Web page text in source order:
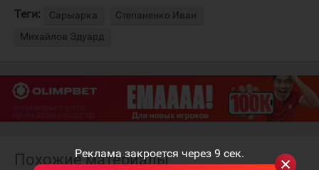
Реклама закроется через 9 сек.
Теги: Сарыарка
Степаненко Иван
Михайлов Эдуард
Похожие материалы